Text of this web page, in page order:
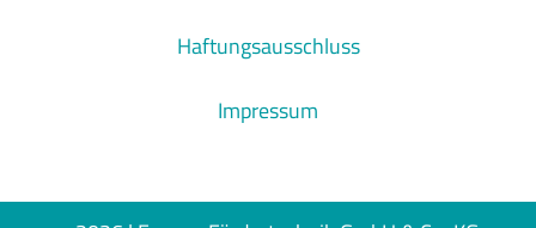
Haftungsausschluss
Impressum